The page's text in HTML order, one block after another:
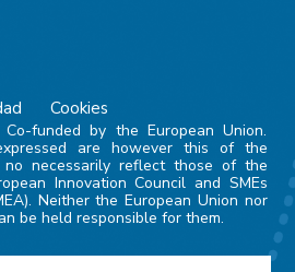
Cookies
Co-funded by the European Union.
are however this of the
necessarily reflect those of the
Innovation Council and SMEs
Neither the European Union nor
be held responsible for them.